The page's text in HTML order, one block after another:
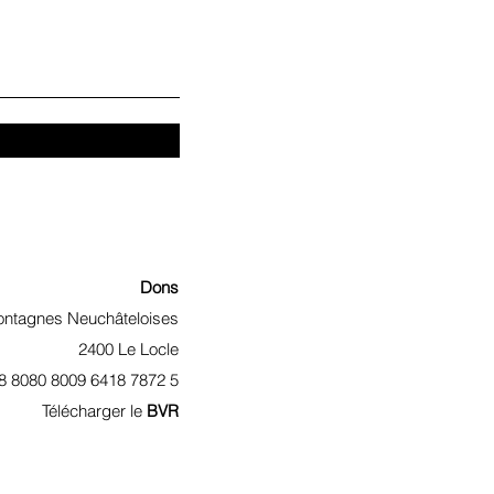
Dons
Neuchâteloises
2400 Le Locle
8080 8009 6418 7872 5
Télécharger le BVR